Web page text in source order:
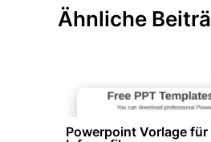
Ähnliche
Powerpoint Vorlage für